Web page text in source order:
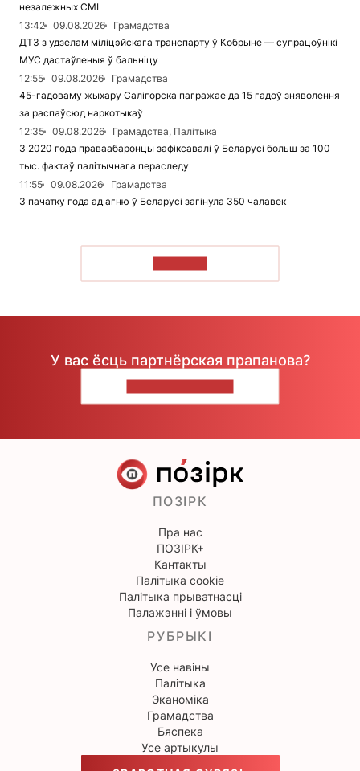
незалежных СМІ
13:42
09.08.2026
Грамадства
ДТЗ з удзелам міліцэйскага транспарту ў Кобрыне — супрацоўнікі
МУС дастаўленыя ў бальніцу
12:55
09.08.2026
Грамадства
45-гадоваму жыхару Салігорска пагражае да 15 гадоў зняволення
за распаўсюд наркотыкаў
12:35
09.08.2026
Грамадства, Палітыка
З 2020 года праваабаронцы зафіксавалі ў Беларусі больш за 100
тыс. фактаў палітычнага пераследу
11:55
09.08.2026
Грамадства
З пачатку года ад агню ў Беларусі загінула 350 чалавек
У вас ёсць партнёрская прапанова?
ПОЗІРК
Пра нас
ПОЗІРК+
Кантакты
Палітыка cookie
Палітыка прыватнасці
Палажэнні і ўмовы
РУБРЫКІ
Усе навіны
Палітыка
Эканоміка
Грамадства
Бяспека
Усе артыкулы